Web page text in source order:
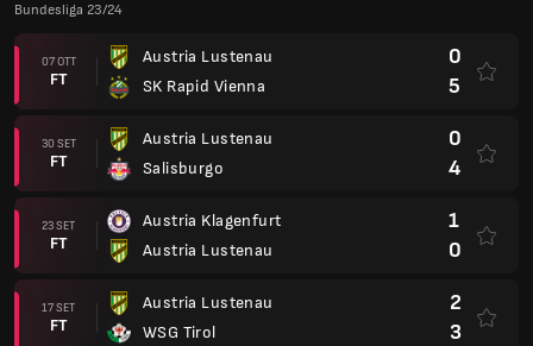
Bundesliga 23/24
07 OTT
FT
Austria Lustenau
SK Rapid Vienna
0
5
30 SET
FT
Austria Lustenau
Salisburgo
0
4
23 SET
FT
Austria Klagenfurt
Austria Lustenau
1
0
17 SET
FT
Austria Lustenau
WSG Tirol
2
3